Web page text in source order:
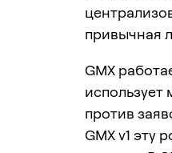
привычная
GMX
использует
против
GMX v1 эту